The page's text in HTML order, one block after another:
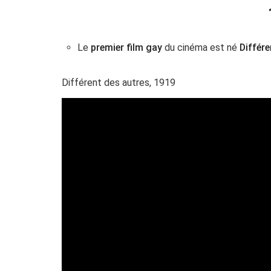
Le premier film gaydu cinéma est né
Différent des autres, 1919